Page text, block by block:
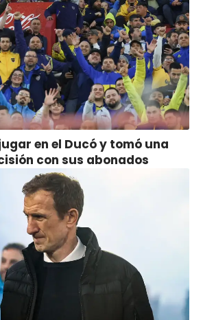
en el Ducó y tomó una
con sus abonados